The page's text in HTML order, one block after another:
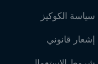
سياسة الكوكيز
إشعار قانوني